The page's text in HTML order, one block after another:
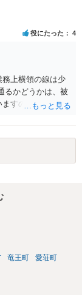
士にご相談され
含まれますが、
、ご相談なさる
役にたった 4
上横領の線は少
るかどうかは、被
すので、一度直
竜王町
愛荘町